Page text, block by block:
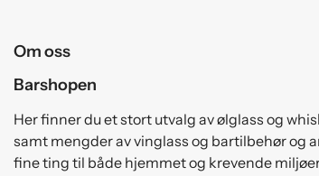
Om oss
Barshopen
Her finner du et stort utvalg av ølglass og
samt mengder av vinglass og bartilbehør og
fine ting til både hjemmet og krevende